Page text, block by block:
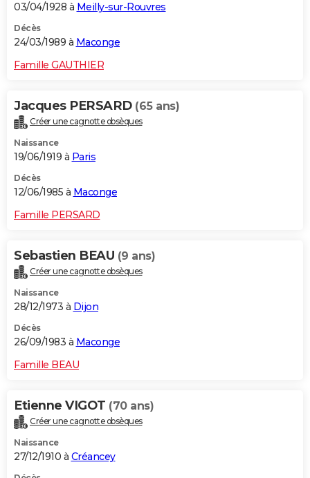
03/04/1928 à Meilly-sur-Rouvres
Décès
24/03/1989 à Maconge
Famille GAUTHIER
Jacques PERSARD (65 ans)
Créer une cagnotte obsèques
Naissance
19/06/1919 à Paris
Décès
12/06/1985 à Maconge
Famille PERSARD
Sebastien BEAU (9 ans)
Créer une cagnotte obsèques
Naissance
28/12/1973 à Dijon
Décès
26/09/1983 à Maconge
Famille BEAU
Etienne VIGOT (70 ans)
Créer une cagnotte obsèques
Naissance
27/12/1910 à Créancey